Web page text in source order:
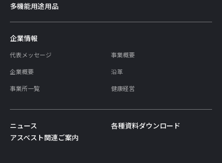
多機能用途用品
企業情報
代表メッセージ
事業概要
企業概要
沿革
事業所一覧
健康経営
ニュース
各種資料ダウンロード
アスベスト関連ご案内